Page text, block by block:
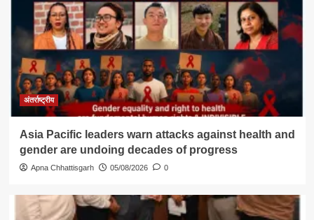
अंतर्राष्ट्रीय
Asia Pacific leaders warn attacks against health and
gender are undoing decades of progress
Apna Chhattisgarh 05/08/2026 0